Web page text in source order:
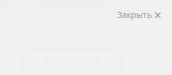
Закрыть